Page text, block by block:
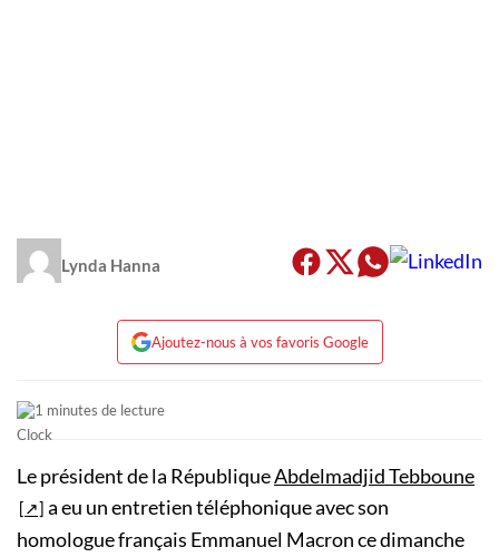
Lynda Hanna
Ajoutez-nous à vos favoris Google
1 minutes de lecture
Le président de la RépubliqueAbdelmadjid Tebboune
a eu un entretien téléphonique avec son
homologue français Emmanuel Macron ce dimanche